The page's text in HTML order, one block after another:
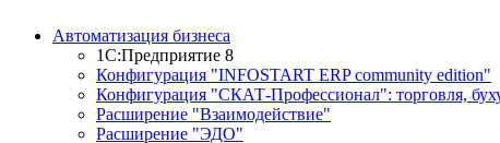
Автоматизация бизнеса
1С:Предприятие 8
Конфигурация "INFOSTART ERP community edition"
Конфигурация "СКАТ-Профессионал": торговля,
Расширение "Взаимодействие"
Расширение "ЭДО"